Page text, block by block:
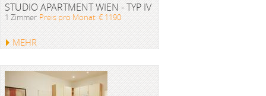
STUDIO APARTMENT WIEN - TYP IV
1 Zimmer Preis pro Monat: € 1190
MEHR